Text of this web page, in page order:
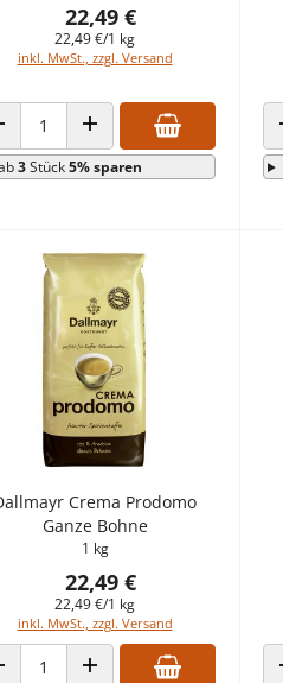
22,49 €
22,49 €/1 kg
inkl. MwSt., zzgl. Versand
VERRINGERN
ANZAHL ERHÖHEN
3Stück5% sparen
Crema Prodomo
Ganze Bohne
1 kg
22,49 €
22,49 €/1 kg
inkl. MwSt., zzgl. Versand